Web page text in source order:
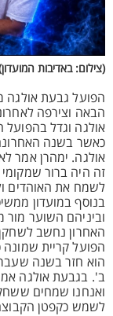
(צילום: באדיבות
הפועל גבעת
הבאה וצירפה
אולגה וגדל
כאשר בשנה
אולגה. ימהרן אמר
זה היה ברור
לשמח את האוהדים
בנוסף במועדון
וביניהם השוער
האחרון נחשב
הפועל קריית
הוא חזר בשנה
ב'. בגבעת אולגה
ואנחנו שמחים
לשמש כקפטן